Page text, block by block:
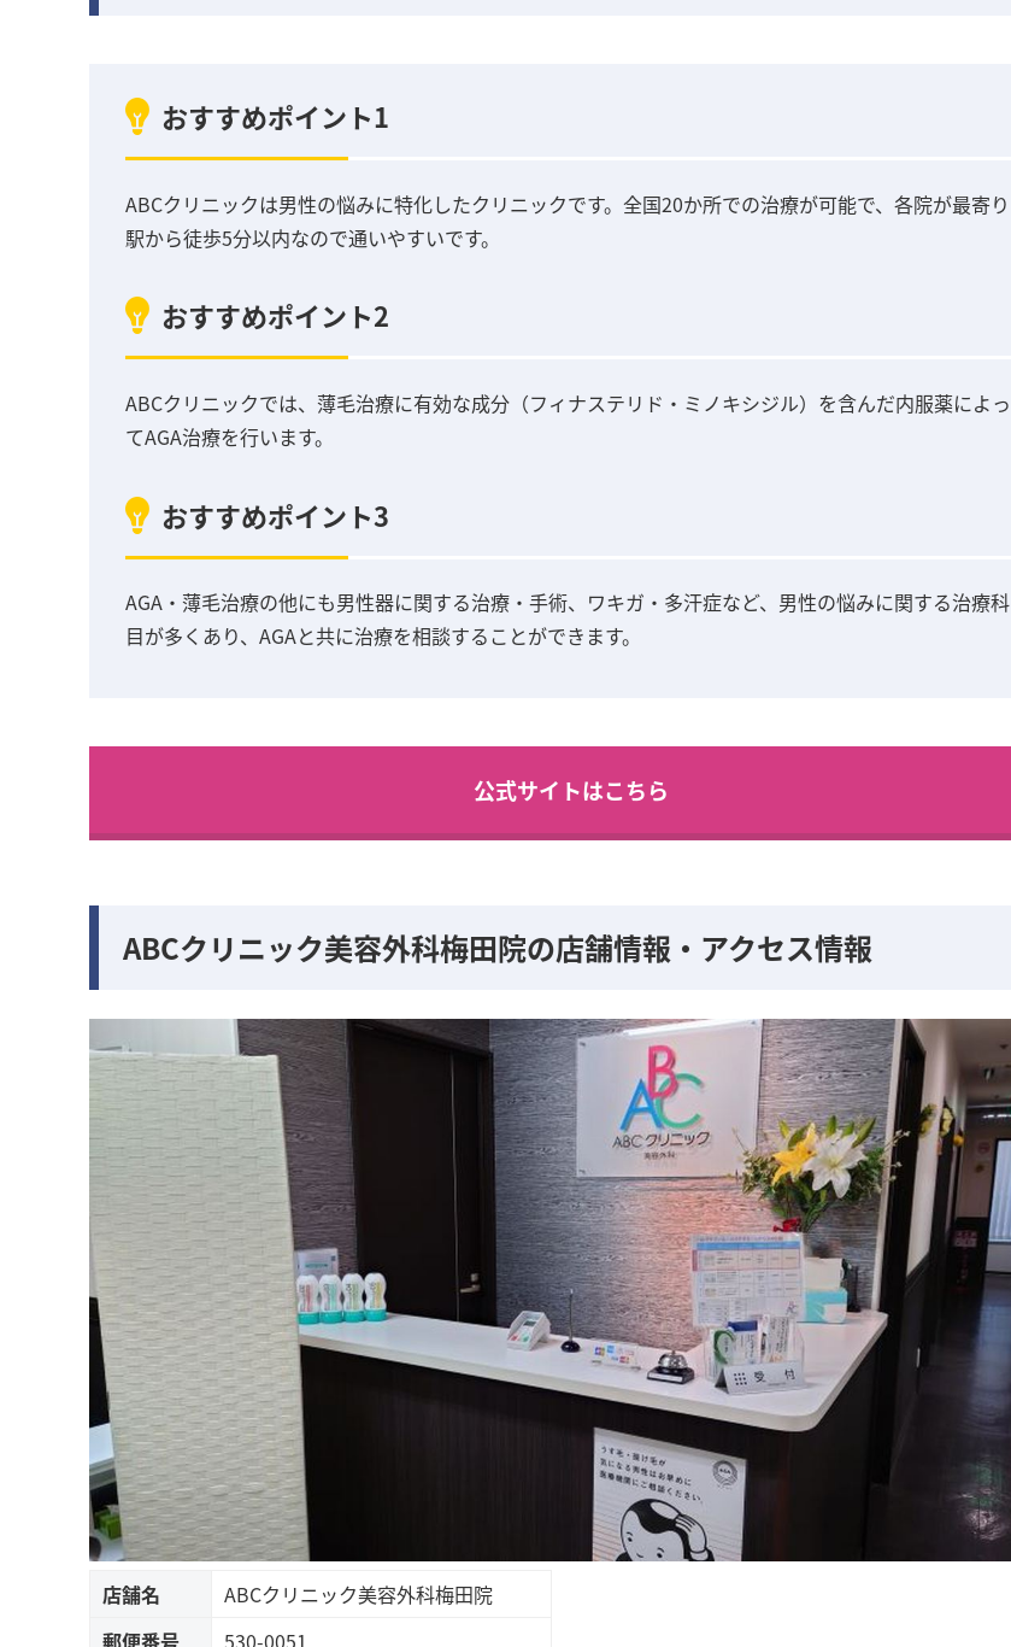
おすすめポイント1
ABCクリニックは男性の悩みに特化したクリニックです。全国20か所での治療が可能で、各院が最寄り
駅から徒歩5分以内なので通いやすいです。
おすすめポイント2
ABCクリニックでは、薄毛治療に有効な成分（フィナステリド・ミノキシジル）を含んだ内服薬によっ
てAGA治療を行います。
おすすめポイント3
AGA・薄毛治療の他にも男性器に関する治療・手術、ワキガ・多汗症など、男性の悩みに関する治療科
目が多くあり、AGAと共に治療を相談することができます。
公式サイトはこちら
ABCクリニック美容外科梅田院の店舗情報・アクセス情報
店舗名
ABCクリニック美容外科梅田院
郵便番号
530-0051